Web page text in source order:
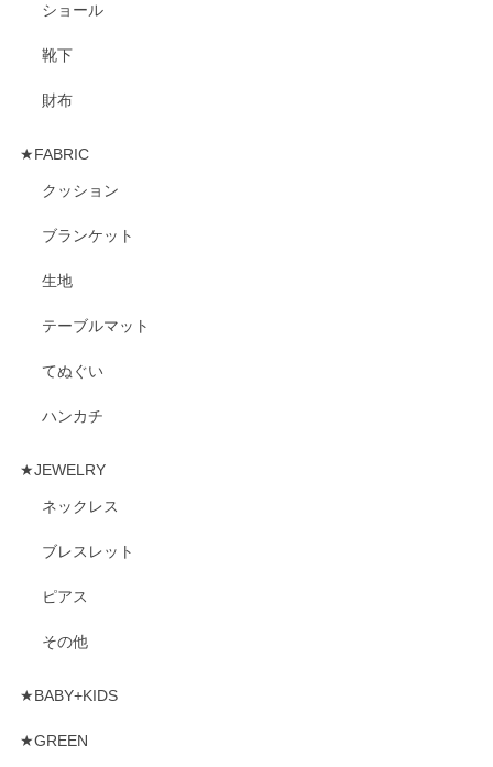
ショール
靴下
財布
★FABRIC
クッション
ブランケット
生地
テーブルマット
てぬぐい
ハンカチ
★JEWELRY
ネックレス
ブレスレット
ピアス
その他
★BABY+KIDS
★GREEN